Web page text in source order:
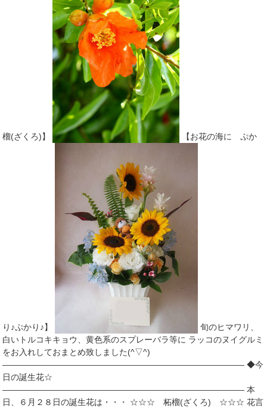
榴(ざくろ)】 【お花の海に ぷか
り♪ぷかり♪】
旬のヒマワリ、
白いトルコキキョウ、黄色系のスプレーバラ等に ラッコのヌイグルミ
をお入れしておまとめ致しました(^▽^)
――――――――――――――――――――――――――――― ◆今
日の誕生花☆
――――――――――――――――――――――――――――― 本
日、６月２８日の誕生花は・・・ ☆☆☆ 柘榴(ざくろ) ☆☆☆ 花言